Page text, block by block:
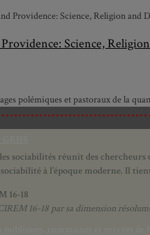
Science,
polémiques et pastoraux de la
sociabilités réunit des
à l’époque moderne. Il
16-18
16-18 par sa dimension